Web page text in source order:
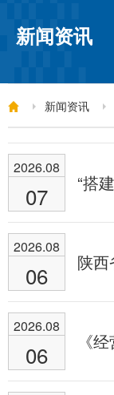
新闻资讯
新闻资讯
2026.08
07
2026.08
06
2026.08
06